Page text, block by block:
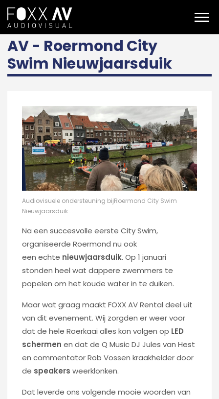
NL
Projecten
Nieuwjaarsduik Roermond City Swim
AV - Roermond City
Swim Nieuwjaarsduik
Audiovisuele ondersteuning bijRoermond City Swim
Nieuwjaarsduik
Na een succesvolle eerste City Swim,
organiseerde Roermond nu ook
een echte nieuwjaarsduik. Op 1 januari
stonden heel wat dappere zwemmers te
popelen om het koude water in te duiken.
Maar wat graag maakt FOXX AV Rental deel uit
van dit evenement. Wij zorgden er weer voor
dat de hele Roerkaai alles kon volgen op LED
schermen en dat de Q Music DJ Jules van Hest
en commentator Rob Vossen kraakhelder door
de speakers weerklonken.
Dat leverde ons volgende mooie woorden van